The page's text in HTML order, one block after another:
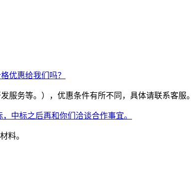
优惠给我们吗？
服务等。），优惠条件有所不同，具体请联系客服。
中标之后再和你们洽谈合作事宜。
料。